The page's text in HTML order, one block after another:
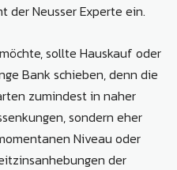
der Neusser Experte ein.
sollte Hauskauf oder
Bank schieben, denn die
zumindest in naher
sondern eher
Niveau oder
der